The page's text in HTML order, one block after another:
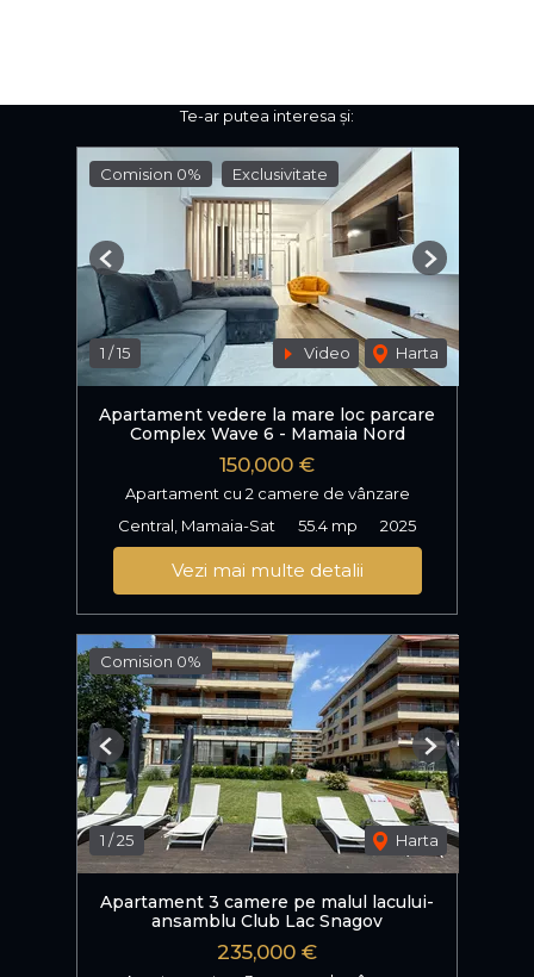
Te-ar putea interesa și:
Comision 0% Exclusivitate
1 /15 Video Harta
Previous Next
Apartament vedere la mare loc parcare
Complex Wave 6 - Mamaia Nord
150,000 €
Apartament cu 2 camere de vânzare
Central, Mamaia-Sat
55.4 mp 2025
Vezi mai multe detalii
Comision 0%
1 /25 Harta
Previous Next
Apartament 3 camere pe malul lacului-
ansamblu Club Lac Snagov
235,000 €